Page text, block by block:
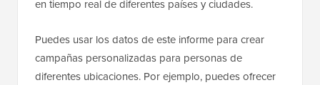
en tiempo real de diferentes países y ciudades.
Puedes usar los datos de este informe para crear
campañas personalizadas para personas de
diferentes ubicaciones. Por ejemplo, puedes ofrecer